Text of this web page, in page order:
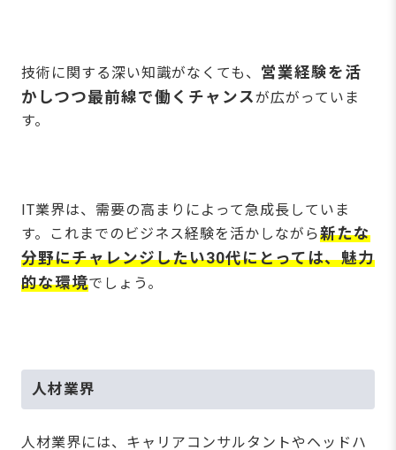
技術に関する深い知識がなくても、 営業経験を活
かしつつ最前線で働くチャンスが広がっていま
す。
IT業界は、需要の高まりによって急成長していま
す。これまでのビジネス経験を活かしながら新たな
分野にチャレンジしたい30代にとっては、魅力
的な環境でしょう。
人材業界
人材業界には、キャリアコンサルタントやヘッドハ